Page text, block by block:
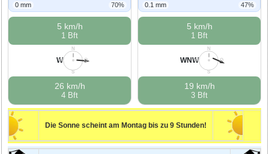
0 mm 70%
5 km/h
1 Bft
N
O
S
W
W
26 km/h
4 Bft
0.1 mm 47%
5 km/h
1 Bft
N
O
S
W
WNW
19 km/h
3 Bft
Die Sonne scheint am Montag bis zu 9 Stunden!